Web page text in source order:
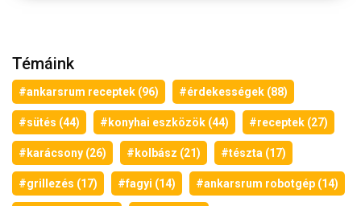
Témáink
#ankarsrum receptek (96) #érdekességek (88)
#sütés (44) #konyhai eszközök (44) #receptek (27)
#karácsony (26) #kolbász (21) #tészta (17)
#grillezés (17) #fagyi (14) #ankarsrum robotgép (14)